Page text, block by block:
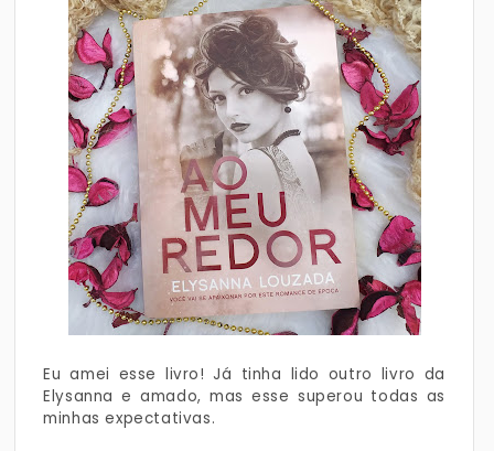
Eu amei esse livro! Já tinha lido outro livro da
Elysanna e amado, mas esse superou todas as
minhas expectativas.